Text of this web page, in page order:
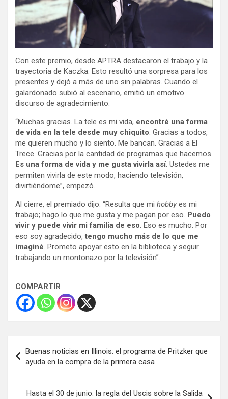
Con este premio, desde APTRA destacaron el trabajo y la
trayectoria de Kaczka. Esto resultó una sorpresa para los
presentes y dejó a más de uno sin palabras. Cuando el
galardonado subió al escenario, emitió un emotivo
discurso de agradecimiento.
“Muchas gracias. La tele es mi vida, encontré una forma
de vida en la tele desde muy chiquito. Gracias a todos,
me quieren mucho y lo siento. Me bancan. Gracias a El
Trece. Gracias por la cantidad de programas que hacemos.
Es una forma de vida y me gusta vivirla así. Ustedes me
permiten vivirla de este modo, haciendo televisión,
divirtiéndome”, empezó.
Al cierre, el premiado dijo: “Resulta que mi hobby es mi
trabajo; hago lo que me gusta y me pagan por eso. Puedo
vivir y puede vivir mi familia de eso. Eso es mucho. Por
eso soy agradecido,tengo mucho más de lo que me
imaginé. Prometo apoyar esto en la biblioteca y seguir
trabajando un montonazo por la televisión”.
COMPARTIR
de
entradas
Buenas noticias en Illinois: el programa de Pritzker que
ayuda en la compra de la primera casa
Hasta el 30 de junio: la regla del Uscis sobre la Salida